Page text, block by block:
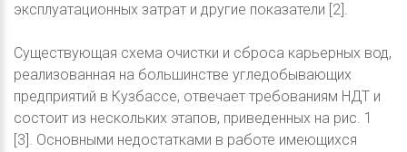
эксплуатационных затрат и другие показатели [2].
Существующая схема очистки и сброса карьерных вод,
реализованная на большинстве угледобывающих
предприятий в Кузбассе, отвечает требованиям НДТ и
состоит из нескольких этапов, приведенных на рис. 1
[3]. Основными недостатками в работе имеющихся